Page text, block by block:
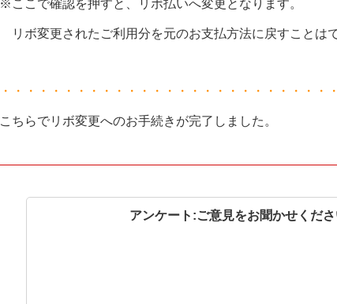
※ここで確認を押すと、リボ払いへ変更となります。
リボ変更されたご利用分を元のお支払方法に戻すことはで
・・・・・・・・・・・・・・・・・・・・・・・・・・
こちらでリボ変更へのお手続きが完了しました。
アンケート:ご意見をお聞かせくだ